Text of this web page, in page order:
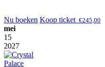
Nu boeken Koop ticket €245,00
mei
15
2027